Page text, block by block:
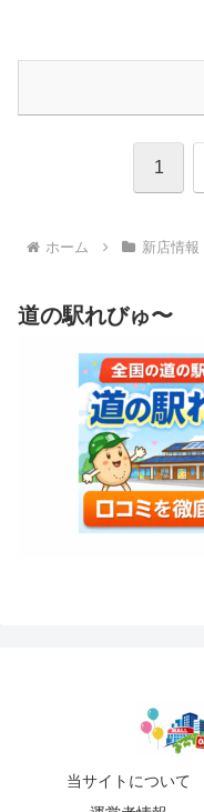
1
ホーム 新店情報
道の駅れびゅ〜
当サイトについて